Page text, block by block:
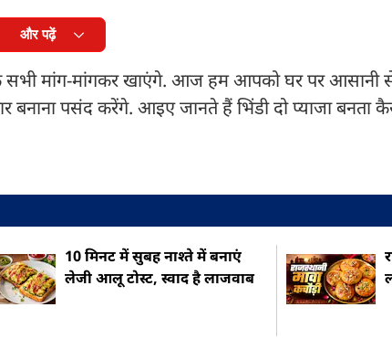
और पढ़ें
सभी मांग-मांगकर खाएंगे. आज हम आपको घर पर आसानी से
बनाना पसंद करेंगे. आइए जानते हैं भिंडी दो प्याजा
10 मिनट में सुबह नाश्ते में बनाएं
लेजी आलू टोस्ट, स्वाद है लाजवाब